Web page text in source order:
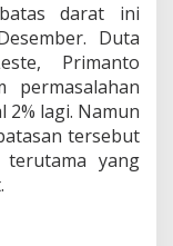
darat ini
Duta
Primanto
permasalahan
lagi. Namun
tersebut
yang